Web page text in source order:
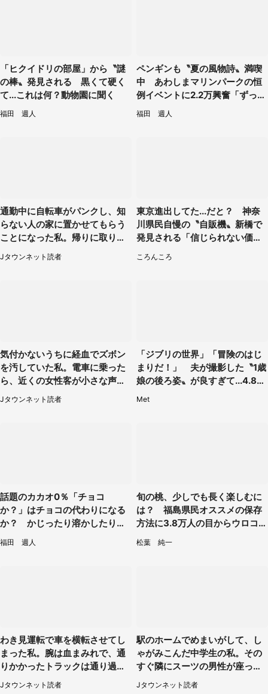
「ヒクイドリの部屋」から〝謎
の棒〟発見される 黒くて硬く
て...これは何？動物園に聞く
福田 週人
ペンギンも〝夏の風物詩〟満喫
中 あわしまマリンパークの恒
例イベントに2.2万興奮「ずっと
見てたい」
福田 週人
通勤中に自転車がパンクし、知
らない人の家に置かせてもらう
ことになった私。帰りに取りに
行くと、なんと...（東京都・40
代女性）
Jタウンネット読者
東京進出してた...だと？ 神奈
川県民自慢の〝自販機〟新橋で
発見される「信じられない価格
ころんころ
気付かないうちに経血でズボン
を汚していた私。電車に乗った
ら、近くの女性客が小さな声で
（千葉県・10代女性）
Jタウンネット読者
「ジブリの世界」「冒険のはじ
まりだ！」 夫が撮影した〝1歳
娘の後ろ姿〟が良すぎて...4.8万
人感激
Met
話題のカカオ0％「チョコ
か？」はチョコの代わりになる
か？ かじったり溶かしたりし
て食べてみた
福田 週人
旬の桃、少しでも長く楽しむに
は？ 福島県民オススメの保存
方法に3.8万人の目からウロコ
「全国民が知りたかった！」
松葉 純一
わき見運転で車を横転させてし
まった私。腕は血まみれで、通
りかかったトラックは通り過ぎ
ていき...（福岡県・30代女性）
Jタウンネット読者
駅のホームでめまいがして、し
ゃがみこんだ中学生の私。その
すぐ隣にスーツの男性が座って
きて（千葉県・20代女性）
Jタウンネット読者